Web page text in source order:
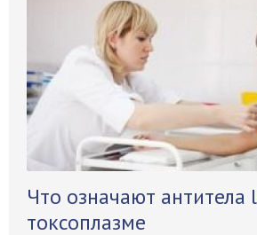
Что означают антитела
токсоплазме